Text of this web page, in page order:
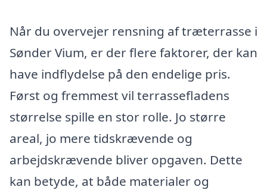
Når du overvejer rensning af træterrasse i
Sønder Vium, er der flere faktorer, der kan
have indflydelse på den endelige pris.
Først og fremmest vil terrassefladens
størrelse spille en stor rolle. Jo større
areal, jo mere tidskrævende og
arbejdskrævende bliver opgaven. Dette
kan betyde, at både materialer og